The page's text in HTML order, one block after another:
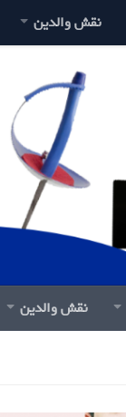
نقش والدین
نقش والدین